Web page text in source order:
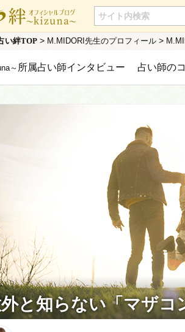
い絆TOP > M.MIDORI先生のプロフィール >
～ 所属占い師インタビュー 占い師の
と知らない「マザコ